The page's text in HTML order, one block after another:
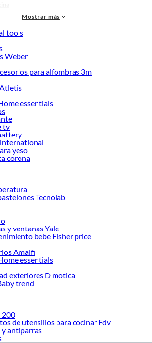
para piscina
piscina
ofertas:
Mostrar más
tools
Weber
para alfombras 3m
essentials
tv
yeso
corona
Tecnolab
y ventanas Yale
bebe Fisher price
Amalfi
essentials
exteriores D motica
trend
200
de utensilios para cocinar Fdv
y antiparras